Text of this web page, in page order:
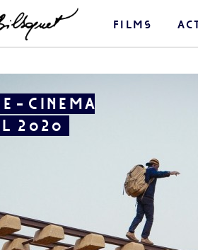
films
E-CINEMA
2020